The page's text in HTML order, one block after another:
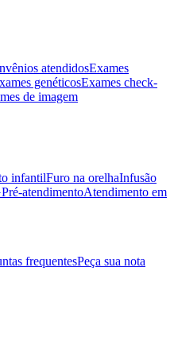
atendidosExames
genéticosExames check-
de imagem
infantilFuro na orelhaInfusão
Pré-atendimentoAtendimento em
frequentesPeça sua nota